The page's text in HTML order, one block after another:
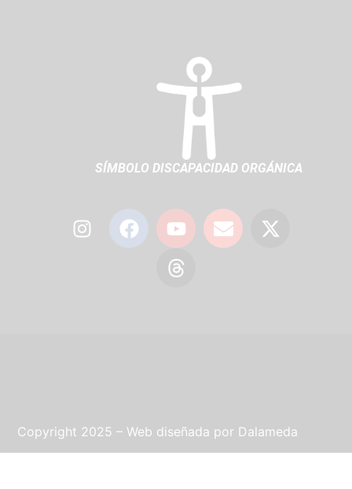
SÍMBOLO DISCAPACIDAD ORGÁNICA
Copyright 2025 – Web diseñada por Dalameda